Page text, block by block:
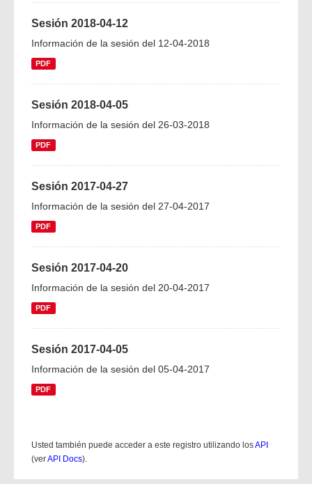
Sesión 2018-04-12
Información de la sesión del 12-04-2018
PDF
Sesión 2018-04-05
Información de la sesión del 26-03-2018
PDF
Sesión 2017-04-27
Información de la sesión del 27-04-2017
PDF
Sesión 2017-04-20
Información de la sesión del 20-04-2017
PDF
Sesión 2017-04-05
Información de la sesión del 05-04-2017
PDF
Usted también puede acceder a este registro utilizando losAPI
(verAPI Docs).